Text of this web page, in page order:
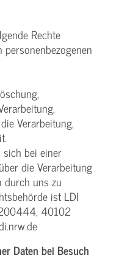
Rechte
Verarbeitung,
sich bei einer
die Verarbeitung
durch uns zu
ist LDI
40102
Daten bei Besuch